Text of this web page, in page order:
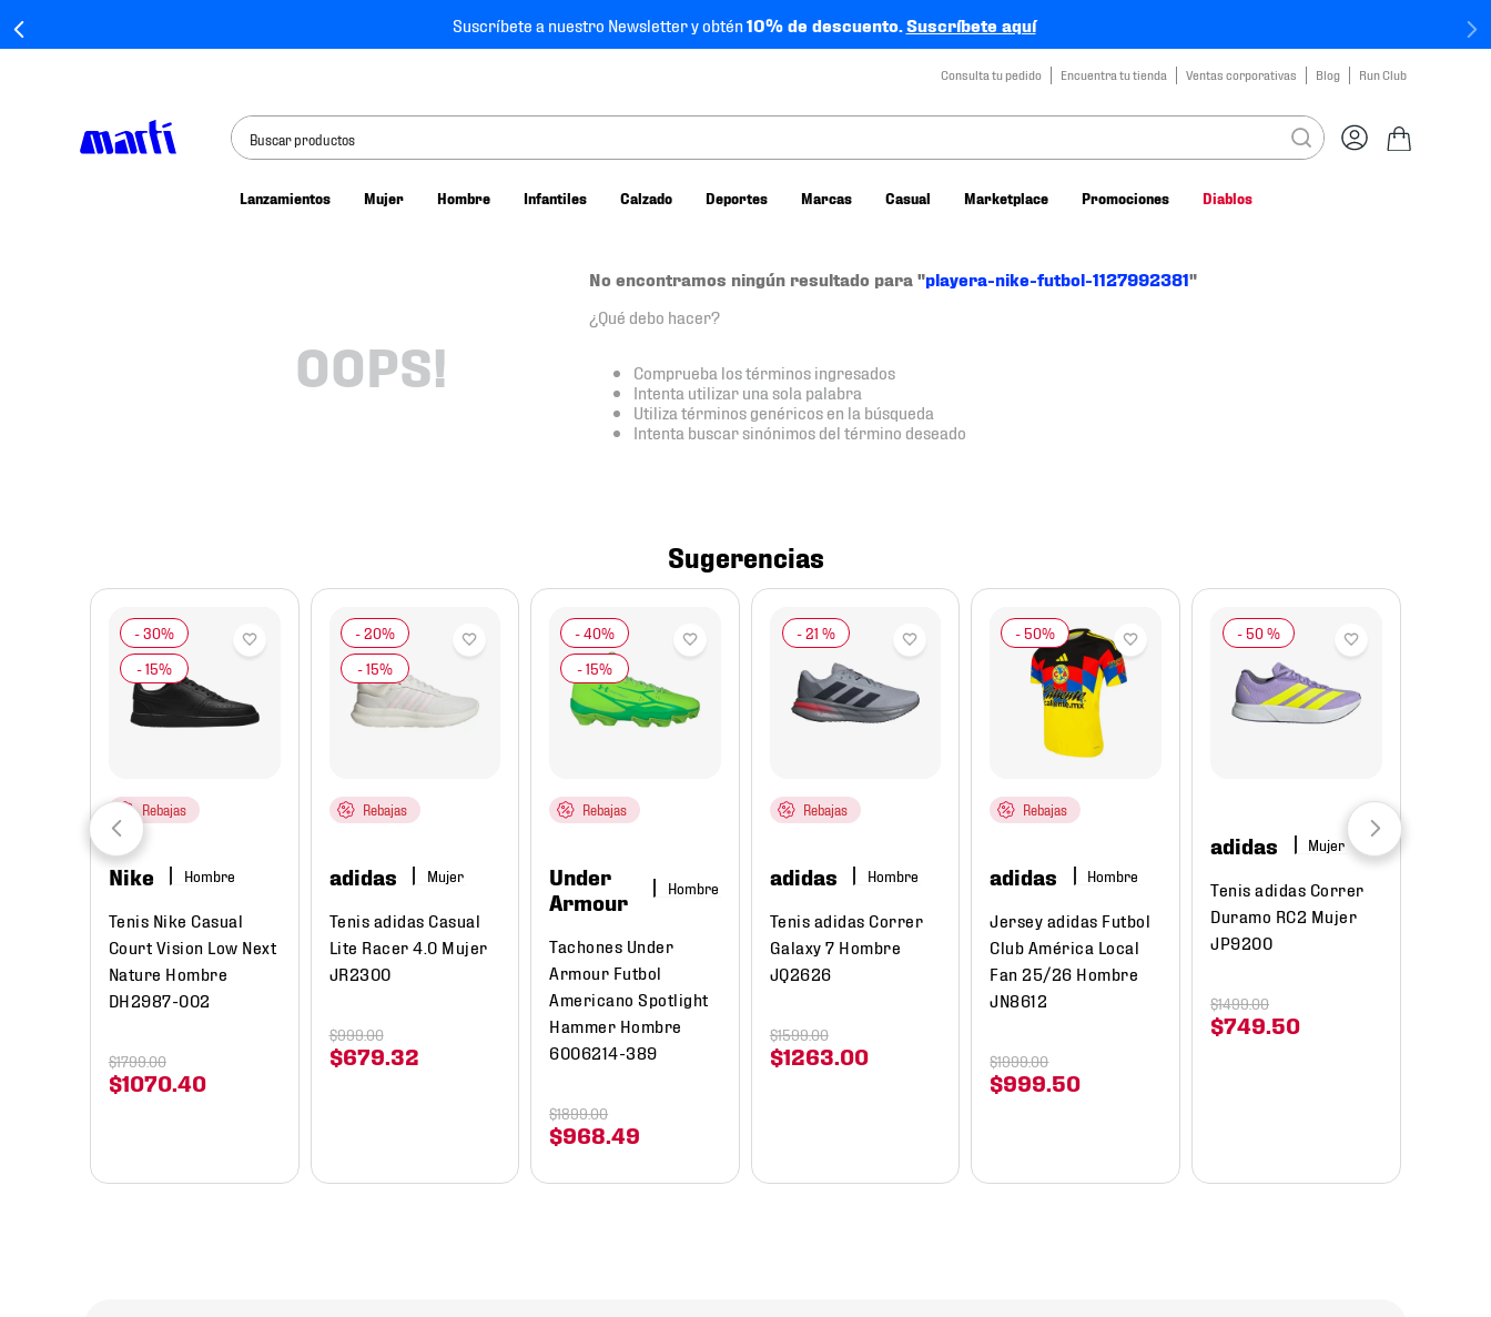
Suscríbete a nuestro Newsletter y obtén10% de descuento.Suscríbete aquí
Consulta tu pedido Encuentra tu tienda Ventas corporativas Blog Run Club
Buscar productos
Lanzamientos Mujer Hombre Infantiles Calzado Deportes Marcas Casual Marketplace Promociones Diablos
OOPS!
No encontramos ningún resultado para "playera-nike-futbol-1127992381"
¿Qué debo hacer?
Comprueba los términos ingresados
Intenta utilizar una sola palabra
Utiliza términos genéricos en la búsqueda
Intenta buscar sinónimos del término deseado
Sugerencias
Rebajas
Nike Hombre
Tenis Nike Casual
Court Vision Low Next
Nature Hombre
DH2987-002
$1070. 40
$1799.00
Rebajas
adidas Mujer
Tenis adidas Casual
Lite Racer 4.0 Mujer
JR2300
$679 32
$999.00
Rebajas
Under
Armour
Hombre
Tachones Under
Armour Futbol
Americano Spotlight
Hammer Hombre
6006214-389
$968 .49
$1899.00
-21 %
Rebajas
adidas Hombre
Tenis adidas Correr
Galaxy 7 Hombre
JQ2626
$1263 00
$1599.00
Rebajas
adidas Hombre
Jersey adidas Futbol
Club América Local
Fan 25/26 Hombre
JN8612
$999 50
$1999.00
- 50 %
adidas Mujer
Tenis adidas Correr
Duramo RC2 Mujer
JP9200
$749 50
$1499.00
tenis nike